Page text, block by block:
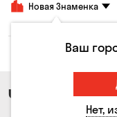
Новая Знаменка
ЧИПСЫ
Ваш
Нет,